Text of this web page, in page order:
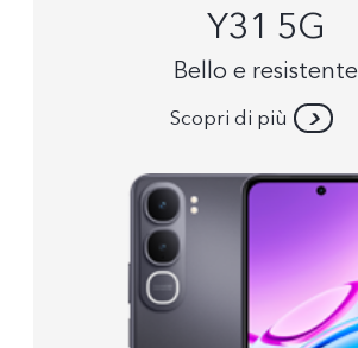
Y31 5G
Bello e resistente
Scopri di più